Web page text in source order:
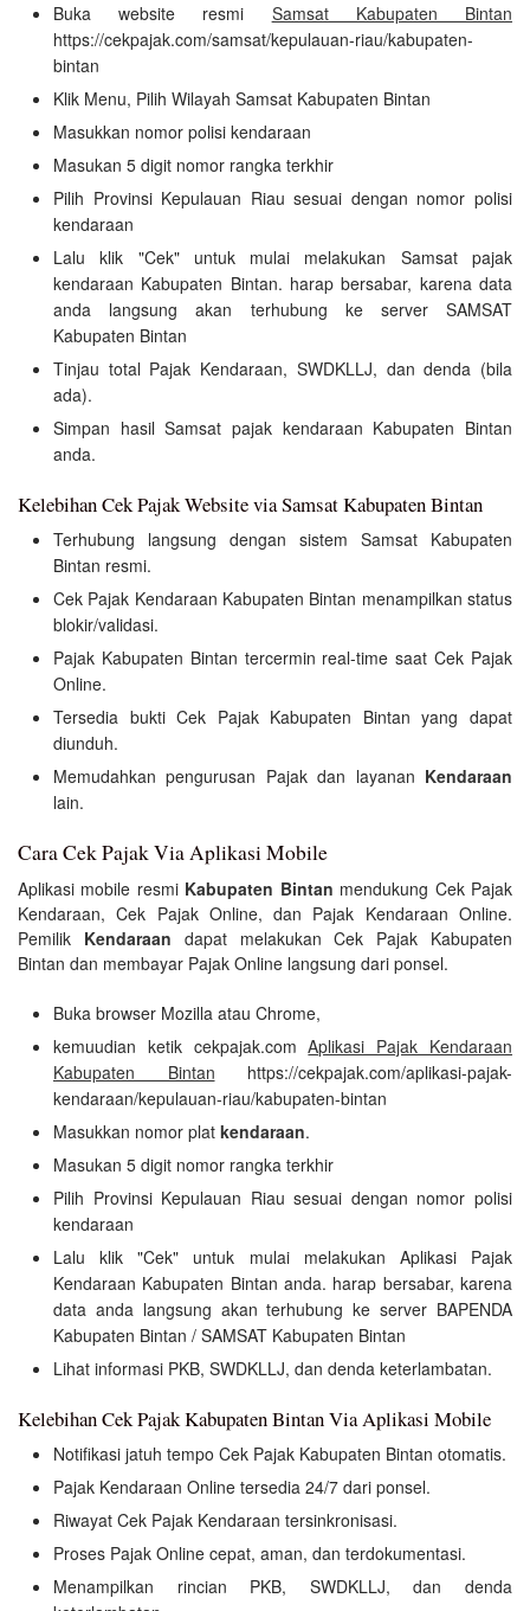
Buka website resmi Samsat Kabupaten Bintan
https://cekpajak.com/samsat/kepulauan-riau/kabupaten-
bintan
Klik Menu, Pilih Wilayah Samsat Kabupaten Bintan
Masukkan nomor polisi kendaraan
Masukan 5 digit nomor rangka terkhir
Pilih Provinsi Kepulauan Riau sesuai dengan nomor polisi
kendaraan
Lalu klik "Cek" untuk mulai melakukan Samsat pajak
kendaraan Kabupaten Bintan. harap bersabar, karena data
anda langsung akan terhubung ke server SAMSAT
Kabupaten Bintan
Tinjau total Pajak Kendaraan, SWDKLLJ, dan denda (bila
ada).
Simpan hasil Samsat pajak kendaraan Kabupaten Bintan
anda.
Kelebihan Cek Pajak Website via Samsat Kabupaten Bintan
Terhubung langsung dengan sistem Samsat Kabupaten
Bintan resmi.
Cek Pajak Kendaraan Kabupaten Bintan menampilkan status
blokir/validasi.
Pajak Kabupaten Bintan tercermin real-time saat Cek Pajak
Online.
Tersedia bukti Cek Pajak Kabupaten Bintan yang dapat
diunduh.
Memudahkan pengurusan Pajak dan layanan Kendaraan
lain.
Cara Cek Pajak Via Aplikasi Mobile
Aplikasi mobile resmi Kabupaten Bintan mendukung Cek Pajak
Kendaraan, Cek Pajak Online, dan Pajak Kendaraan Online.
Pemilik Kendaraan dapat melakukan Cek Pajak Kabupaten
Bintan dan membayar Pajak Online langsung dari ponsel.
Buka browser Mozilla atau Chrome,
kemuudian ketik cekpajak.comAplikasi Pajak Kendaraan
Kabupaten Bintan https://cekpajak.com/aplikasi-pajak-
kendaraan/kepulauan-riau/kabupaten-bintan
Masukkan nomor plat kendaraan.
Masukan 5 digit nomor rangka terkhir
Pilih Provinsi Kepulauan Riau sesuai dengan nomor polisi
kendaraan
Lalu klik "Cek" untuk mulai melakukan Aplikasi Pajak
Kendaraan Kabupaten Bintan anda. harap bersabar, karena
data anda langsung akan terhubung ke server BAPENDA
Kabupaten Bintan / SAMSAT Kabupaten Bintan
Lihat informasi PKB, SWDKLLJ, dan denda keterlambatan.
Kelebihan Cek Pajak Kabupaten Bintan Via Aplikasi Mobile
Notifikasi jatuh tempo Cek Pajak Kabupaten Bintan otomatis.
Pajak Kendaraan Online tersedia 24/7 dari ponsel.
Riwayat Cek Pajak Kendaraan tersinkronisasi.
Proses Pajak Online cepat, aman, dan terdokumentasi.
Menampilkan rincian PKB, SWDKLLJ, dan denda